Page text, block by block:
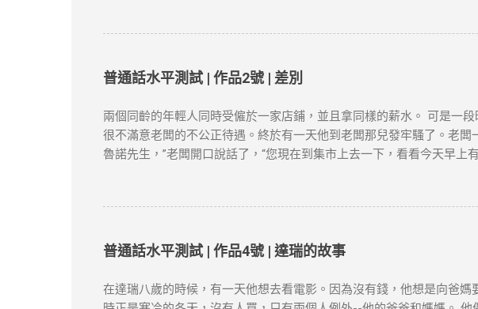
類而言，那麼，白楊樹算不得樹中的好女子；但是它卻是偉岸，正直
融的高原上走過，看見平坦的大地上傲然挺立這麼一株或一排白楊樹
僅供學習用途。請各位讀者閲讀前自行衡量風險，本文筆者及網站不
普通話水平測試 | 作品2號 | 差別
兩個同齡的年輕人同時受僱於一家店鋪，並且拿同樣的薪水。 可是一
很不滿意老闆的不公正待遇。終於有一天他到老闆那兒發牢騷了。老
魯諾先生，”老闆開口說話了，“您現在到集市上去一下，看看今天早上
闆對他說，“現在請您坐到這把椅子上一句話也不要說，看看阿諾德
四十口袋，價格是多少多少；土豆質量很不錯，他帶回來一個讓老闆
險，本文筆者及網站不對讀者閲讀前後的任何行爲負責。如有錯漏或
普通話水平測試 | 作品4號 | 達瑞的故事
在達瑞八歲的時候，有一天他想去看電影。因為沒有錢，他想是向爸